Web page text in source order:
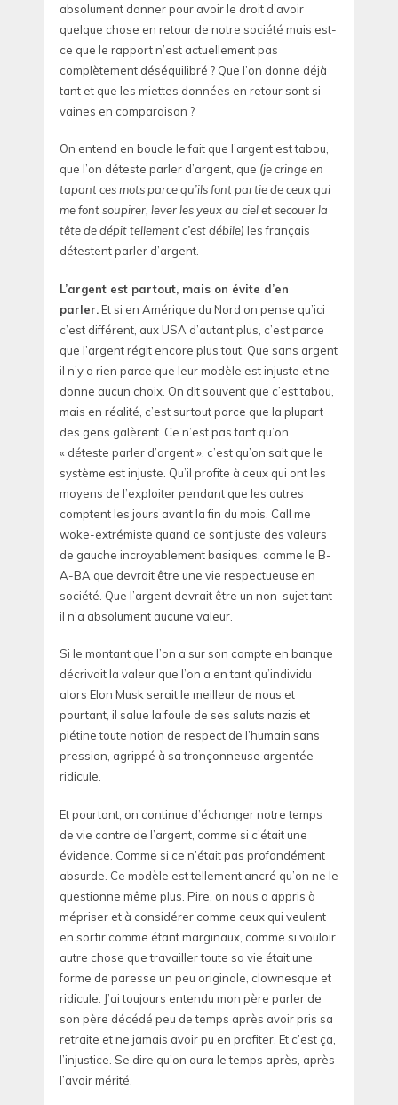
absolument donner pour avoir le droit d’avoir
quelque chose en retour de notre société mais est-
ce que le rapport n’est actuellement pas
complètement déséquilibré ? Que l’on donne déjà
tant et que les miettes données en retour sont si
vaines en comparaison ?
On entend en boucle le fait que l’argent est tabou,
que l’on déteste parler d’argent, que (je cringe en
tapant ces mots parce qu’ils font partie de ceux qui
me font soupirer, lever les yeux au ciel et secouer la
tête de dépit tellement c’est débile) les français
détestent parler d’argent.
L’argent est partout, mais on évite d’en
parler.Et si en Amérique du Nord on pense qu’ici
c’est différent, aux USA d’autant plus, c’est parce
que l’argent régit encore plus tout. Que sans argent
il n’y a rien parce que leur modèle est injuste et ne
donne aucun choix. On dit souvent que c’est tabou,
mais en réalité, c’est surtout parce que la plupart
des gens galèrent. Ce n’est pas tant qu’on
« déteste parler d’argent », c’est qu’on sait que le
système est injuste. Qu’il profite à ceux qui ont les
moyens de l’exploiter pendant que les autres
comptent les jours avant la fin du mois. Call me
woke-extrémiste quand ce sont juste des valeurs
de gauche incroyablement basiques, comme le B-
A-BA que devrait être une vie respectueuse en
société. Que l’argent devrait être un non-sujet tant
il n’a absolument aucune valeur.
Si le montant que l’on a sur son compte en banque
décrivait la valeur que l’on a en tant qu’individu
alors Elon Musk serait le meilleur de nous et
pourtant, il salue la foule de ses saluts nazis et
piétine toute notion de respect de l’humain sans
pression, agrippé à sa tronçonneuse argentée
ridicule.
Et pourtant, on continue d’échanger notre temps
de vie contre de l’argent, comme si c’était une
évidence. Comme si ce n’était pas profondément
absurde. Ce modèle est tellement ancré qu’on ne le
questionne même plus. Pire, on nous a appris à
mépriser et à considérer comme ceux qui veulent
en sortir comme étant marginaux, comme si vouloir
autre chose que travailler toute sa vie était une
forme de paresse un peu originale, clownesque et
ridicule. J’ai toujours entendu mon père parler de
son père décédé peu de temps après avoir pris sa
retraite et ne jamais avoir pu en profiter. Et c’est ça,
l’injustice. Se dire qu’on aura le temps après, après
l’avoir mérité.